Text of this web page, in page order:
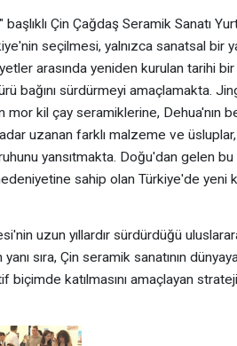
Çin Çağdaş Seramik Sanatı
seçilmesi, yalnızca sanatsal bir
arasında yeniden kurulan tarihi bir
bağını sürdürmeyi amaçlamakta.
mor kil çay seramiklerine, Dehua'nın
uzanan farklı malzeme ve
ruhunu yansıtmakta. Doğu'dan gelen
sahip olan Türkiye'de yeni
uzun yıllardır sürdürdüğü
sıra, Çin seramik sanatının
biçimde katılmasını amaçlayan